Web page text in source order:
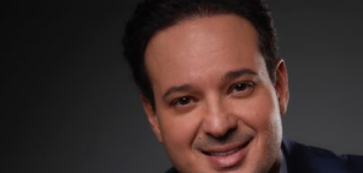
- SISTEMA BRASILEIRO DE TELEVISÃO